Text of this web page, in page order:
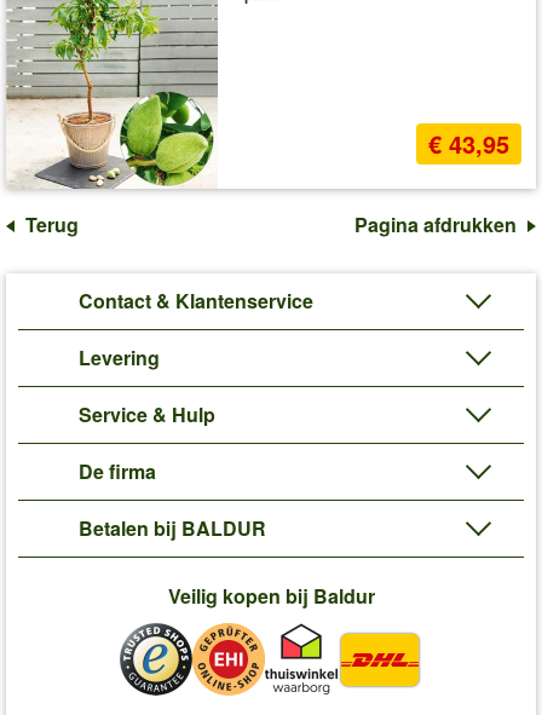
€ 43,95
Terug Pagina afdrukken
Contact & Klantenservice
Levering
Service & Hulp
De firma
Betalen bij BALDUR
Veilig kopen bij Baldur